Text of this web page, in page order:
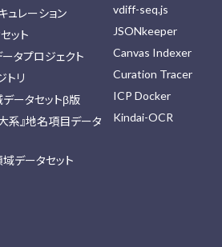
ュレーション
ット
タプロジェクト
トリ
ータセットβ版
系』地名項目データ
データセット
vdiff-seq.js
JSONkeeper
Canvas Indexer
Curation Tracer
ICP Docker
Kindai-OCR